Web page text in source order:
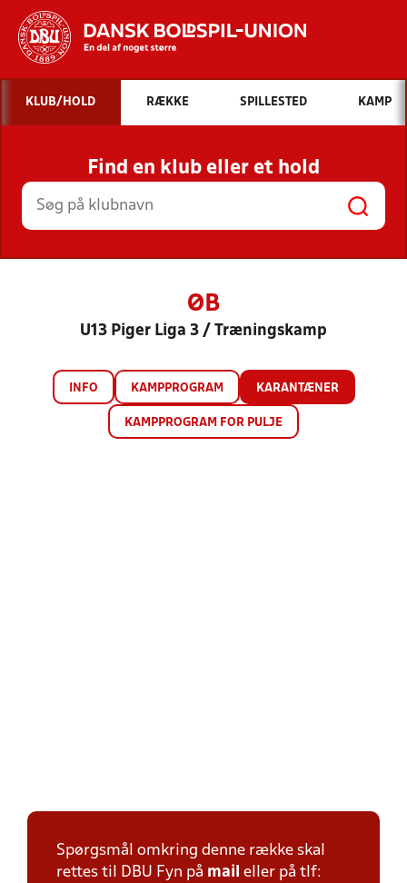
Hvad vil du søge efter?
INDHOLD OG NYHEDER
STILLINGER, RESULTATER, KLUBBER OG
HOLD
KLUB/HOLD RÆKKE SPILLESTED KAMP
Find en klub eller et hold
ØB
U13 Piger Liga 3 / Træningskamp
INFO KAMPPROGRAM KARANTÆNER
KAMPPROGRAM FOR PULJE
Spørgsmål omkring denne række skal
rettes til DBU Fyn på mail eller på tlf: